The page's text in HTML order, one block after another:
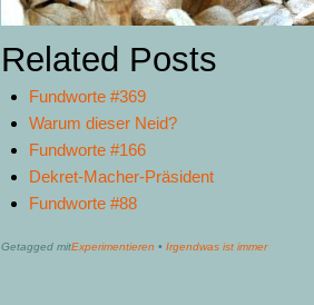
Related Posts
Fundworte #369
Warum dieser Neid?
Fundworte #166
Dekret-Macher-Präsident
Fundworte #88
Getagged mitExperimentieren • Irgendwas ist immer